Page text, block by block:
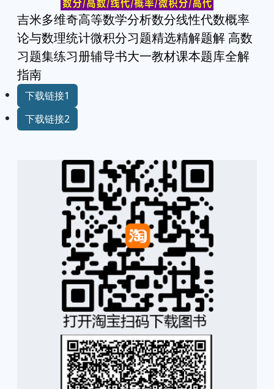
吉米多维奇高等数学分析数分线性代数概率
论与数理统计微积分习题精选精解题解 高数
习题集练习册辅导书大一教材课本题库全解
指南
下载链接1
下载链接2